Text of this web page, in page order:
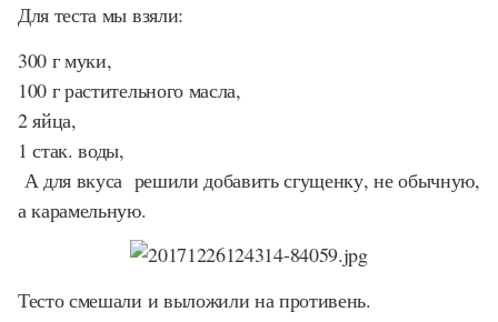
Для теста мы взяли:
300 г муки,
100 г растительного масла,
2 яйца,
1 стак. воды,
А для вкуса решили добавить сгущенку, не обычную,
а карамельную.
Тесто смешали и выложили на противень.